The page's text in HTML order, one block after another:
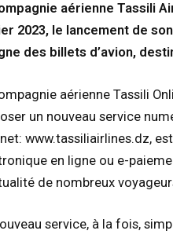
aérienne Tassili
2023, le lancement de
des billets d’avion,
aérienne Tassili
un nouveau service
www.tassiliairlines.dz,
en ligne ou e-
de nombreux
service, à la fois,